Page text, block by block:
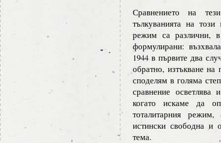
Сравнението на
тълкуванията на
режим са различни,
формулирани:
1944 в първите два
обратно, изтъкване на
споделям в голяма
сравнение осветлява
когато искаме да
тоталитарния
истински свободна и
тема.